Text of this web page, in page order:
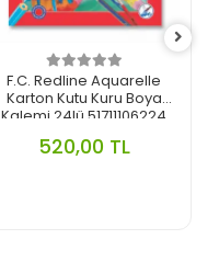
F.C. Redline Aquarelle
Karton Kutu Kuru Boya
Kalemi 24lü 51711106224
520,00 TL